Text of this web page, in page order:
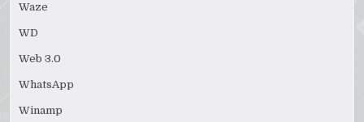
Waze
WD
Web 3.0
WhatsApp
Winamp